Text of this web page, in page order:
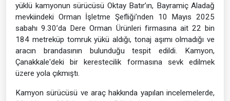
yüklü kamyonun sürücüsü Oktay Batır’ın, Bayramiç Aladağ
mevkiindeki Orman İşletme Şefliği’nden 10 Mayıs 2025
sabahı 9.30’da Dere Orman Ürünleri firmasına ait 22 bin
184 metreküp tomruk yükü aldığı, tonaj aşımı olmadığı ve
aracın brandasının bulunduğu tespit edildi. Kamyon,
Çanakkale'deki bir kerestecilik formasına sevk edilmek
üzere yola çıkmıştı.
Kamyon sürücüsü ve araç hakkında yapılan incelemelerde,